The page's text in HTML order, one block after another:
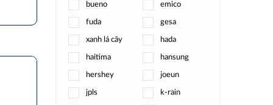
bueno emico
fuda gesa
xanh lá cây hada
haitima hansung
hershey joeun
jpls k-rain